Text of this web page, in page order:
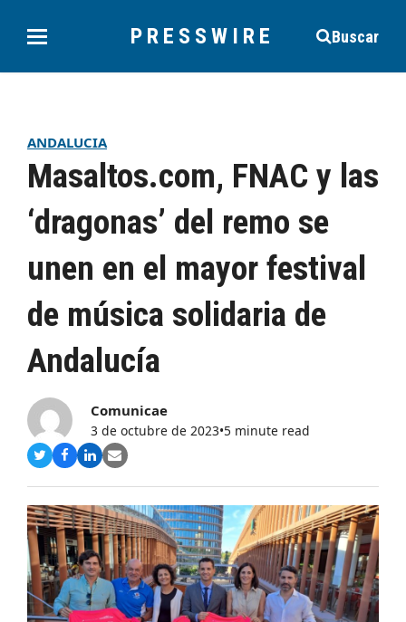
PRESSWIRE Buscar
ANDALUCIA
Masaltos.com, FNAC y las
‘dragonas’ del remo se
unen en el mayor festival
de música solidaria de
Andalucía
Comunicae
3 de octubre de 2023•5 minute read
Compartir
Twitter
Compartir
Facebook
Compartir
LinkedIn
Share
Email